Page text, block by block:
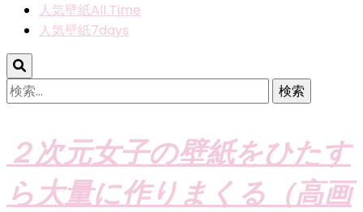
人気壁紙All Time
人気壁紙7days
検
索:
２次元女子の壁紙をひたす
ら大量に作りまくる（高画